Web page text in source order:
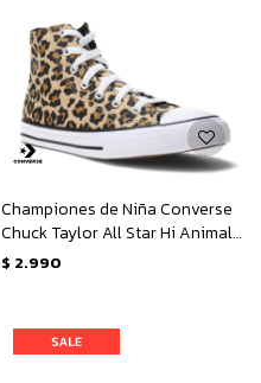
Championes de Niña Converse
Chuck Taylor All Star Hi Animal
Junior - Animal Print
$ 2.990